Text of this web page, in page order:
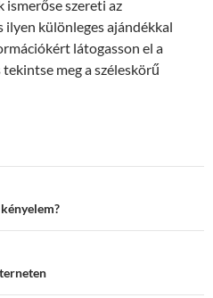
ismerőse szereti az
különleges ajándékkal
látogasson el a
meg a széleskörű